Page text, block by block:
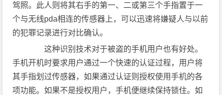
驾照。此人则将其右手的第一、二或第三个手指置于一
个与无线pda相连的传感器上，可以迅速将嫌疑人与以前
的犯罪记录进行对比确认。
这种识别技术对于被盗的手机用户也有好处。
手机开机时要求用户通过一个快速的认证过程，用户将
其手指划过传感器，如果通过认证则授权使用手机的各
项功能。如果不是授权用户，手机便继续保持锁住。如